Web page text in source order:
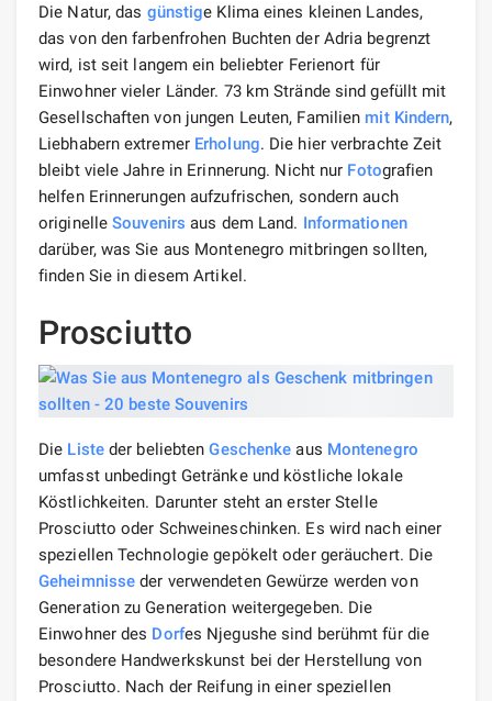
Die Natur, das günstige Klima eines kleinen Landes,
das von den farbenfrohen Buchten der Adria begrenzt
wird, ist seit langem ein beliebter Ferienort für
Einwohner vieler Länder. 73 km Strände sind gefüllt mit
Gesellschaften von jungen Leuten, Familien mit Kindern,
Liebhabern extremer Erholung. Die hier verbrachte Zeit
bleibt viele Jahre in Erinnerung. Nicht nur Fotografien
helfen Erinnerungen aufzufrischen, sondern auch
originelleSouvenirs aus dem Land. Informationen
darüber, was Sie aus Montenegro mitbringen sollten,
finden Sie in diesem Artikel.
Prosciutto
Die Listeder beliebtenGeschenke aus Montenegro
umfasst unbedingt Getränke und köstliche lokale
Köstlichkeiten. Darunter steht an erster Stelle
Prosciutto oder Schweineschinken. Es wird nach einer
speziellen Technologie gepökelt oder geräuchert. Die
Geheimnisse der verwendeten Gewürze werden von
Generation zu Generation weitergegeben. Die
Einwohner des Dorfes Njegushe sind berühmt für die
besondere Handwerkskunst bei der Herstellung von
Prosciutto. Nach der Reifung in einer speziellen